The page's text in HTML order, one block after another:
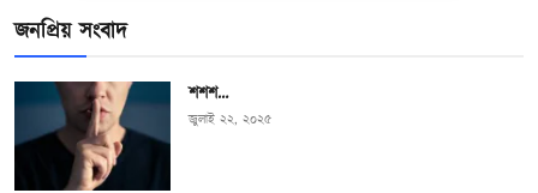
জনপ্রিয় সংবাদ
শশশ…
জুলাই ২২, ২০২৫